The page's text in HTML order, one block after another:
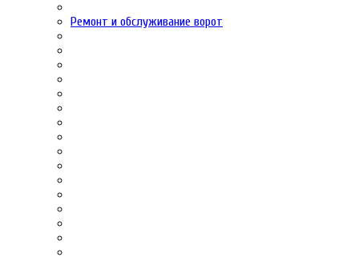
Ремонт и обслуживание ворот